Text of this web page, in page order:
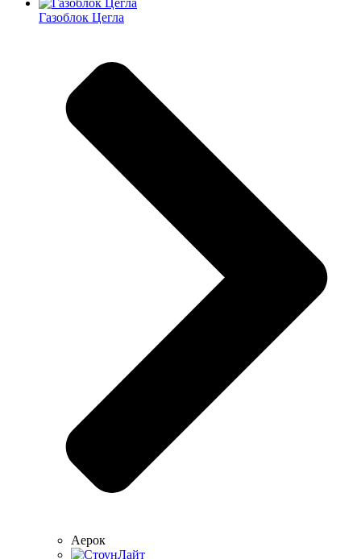
Газоблок Цегла
Аерок